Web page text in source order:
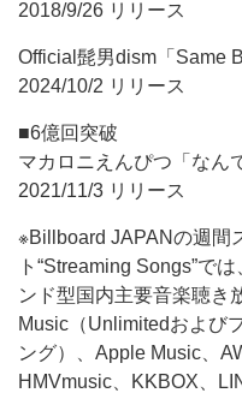
2018/9/26 リリース
Official髭男dism「Same
2024/10/2 リリース
■6億回突破
マカロニえんぴつ「なん
2021/11/3 リリース
※Billboard JAPANの週間
ト“Streaming Songs”で
ンド型国内主要音楽聴き
Music（Unlimitedおよび
ング）、Apple Music、
HMVmusic、KKBOX、